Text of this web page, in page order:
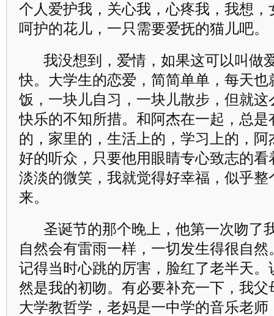
个人爱护我，关心我，心疼我，我想
呵护的花儿，一只需要爱抚的猫儿吧。
我没想到，爱情，如果这可以叫做
快。大学生的恋爱，简简单单，每天
饭，一块儿自习，一块儿散步，但就
快乐的不知所措。和阿杰在一起，总
的，家里的，生活上的，学习上的，
好的听众，只要他用眼睛专心致志的
淡淡的微笑，我就觉得好幸福，似乎
来。
圣诞节的那个晚上，他第一次吻了
自然会有雷雨一样，一切发生得很自
记得当时心跳的厉害，脸红了老半天
然是我的初吻。有必要补充一下，我
大学教哲学，老妈是一中学的音乐老